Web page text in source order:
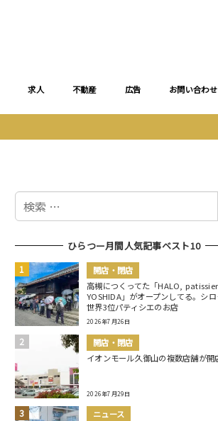
求人 不動産 広告 お問い合わせ
検
ひらつー月間人気記事ベスト10
開店・閉店
高槻につくってた「HALO,
YOSHIDA」がオープンしてる。シ
世界3位パティシエのお店
2026年7月26日
開店・閉店
イオンモール久御山の複数店舗が開
2026年7月29日
ニュース